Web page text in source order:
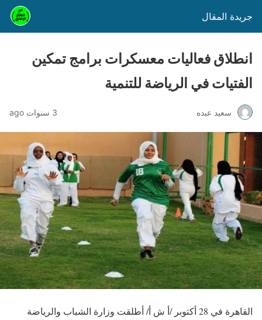
جريدة المقال
انطلاق فعاليات معسكرات برامج تمكين
الفتيات في الرياضة للتنمية
سعيد عبده 3 سنوات ago
القاهرة في 28 أكتوبر /أ ش أ/ أطلقت وزارة الشباب والرياضة